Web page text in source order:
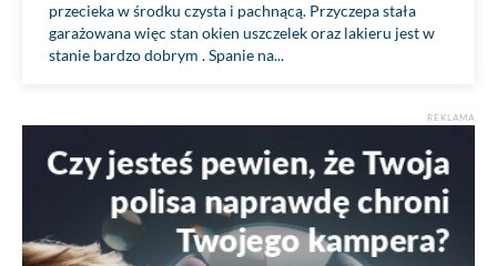
przecieka w środku czysta i pachnącą. Przyczepa stała
garażowana więc stan okien uszczelek oraz lakieru jest w
stanie bardzo dobrym . Spanie na...
REKLAMA